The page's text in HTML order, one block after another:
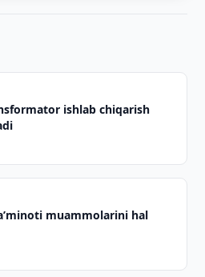
ishlab chiqarish
muammolarini hal